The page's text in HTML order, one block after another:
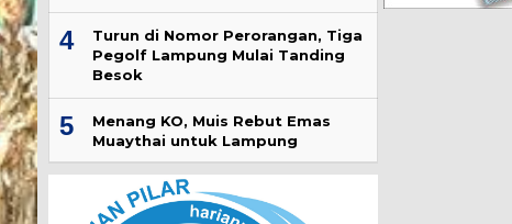
4
Turun di Nomor Perorangan, Tiga
Pegolf Lampung Mulai Tanding
Besok
5
Menang KO, Muis Rebut Emas
Muaythai untuk Lampung